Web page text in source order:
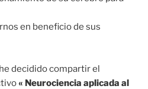
en beneficio de sus
decidido compartir el
« Neurociencia aplicada al